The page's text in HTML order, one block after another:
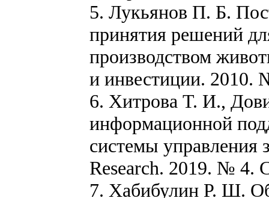
5. Лукьянов П. Б.
принятия решений
производством
и инвестиции. 2010.
6. Хитрова Т. И.,
информационной
системы управления
Research. 2019. № 4.
7. Хабибулин Р. Ш.